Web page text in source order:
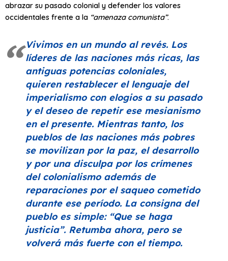
abrazar su pasado colonial y defender los valores
occidentales frente a la “amenaza comunista”.
Vivimos en un mundo al revés. Los
líderes de las naciones más ricas, las
antiguas potencias coloniales,
quieren restablecer el lenguaje del
imperialismo con elogios a su pasado
y el deseo de repetir ese mesianismo
en el presente. Mientras tanto, los
pueblos de las naciones más pobres
se movilizan por la paz, el desarrollo
y por una disculpa por los crímenes
del colonialismo además de
reparaciones por el saqueo cometido
durante ese período. La consigna del
pueblo es simple: “Que se haga
justicia”. Retumba ahora, pero se
volverá más fuerte con el tiempo.